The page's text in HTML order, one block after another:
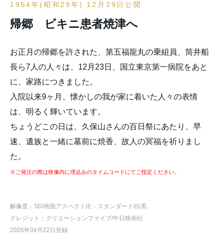
1954年(昭和29年) 12月29日公開
帰郷 ビキニ患者焼津へ
お正月の帰郷を許された、第五福龍丸の乗組員、筒井船
長ら7人の人々は、12月23日、国立東京第一病院をあと
に、家路につきました。
入院以来9ヶ月、懐かしの我が家に着いた人々の表情
は、明るく輝いています。
ちょうどこの日は、久保山さんの百日祭にあたり、早
速、遺族と一緒に墓前に焼香、故人の冥福を祈りまし
た。
※ご発注の際は映像内に埋込みのタイムコードにてご指定ください。
解像度：SD/画面アスペクト比：スタンダード/白黒
クレジット：クリエーションファイブ/中日映画社
2026年04月22日登録